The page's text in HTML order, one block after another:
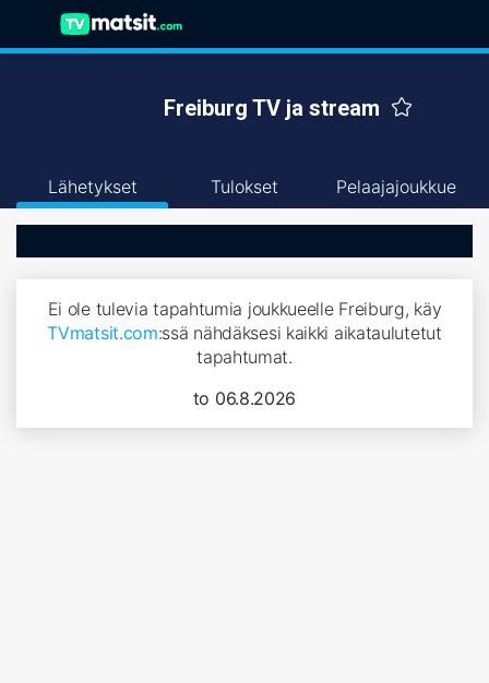
Freiburg TV ja stream
Lähetykset Tulokset Pelaajajoukkue
Ei ole tulevia tapahtumia joukkueelle Freiburg, käy
TVmatsit.com:ssä nähdäksesi kaikki aikataulutetut
tapahtumat.
to 06.8.2026